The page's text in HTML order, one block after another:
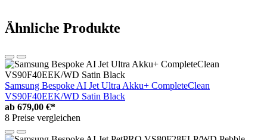
Ähnliche Produkte
Samsung Bespoke AI Jet Ultra Akku+ CompleteClean
VS90F40EEK/WD Satin Black
ab 679,00 €*
8 Preise vergleichen